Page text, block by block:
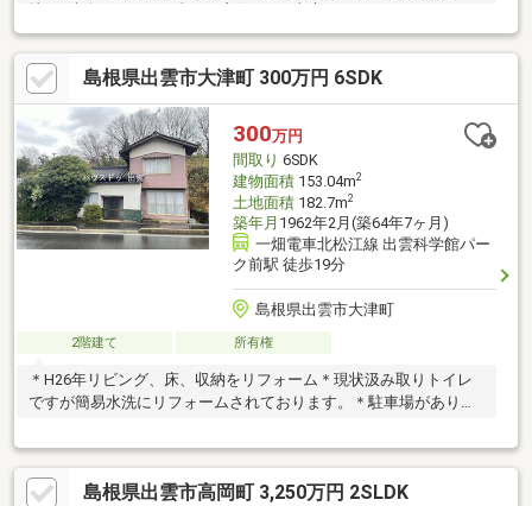
地！■南向きLDKは日当たり良好！！■南庭あり！バーベキューや
ガーデニングなども楽しめそう☆■2019年3月リフォーム歴あり！
島根県出雲市大津町 300万円 6SDK
300万円
間取り 6SDK
建物面積153.04m2
土地面積182.7m2
築年月 1962年2月(築64年7ヶ月)
一畑電車北松江線 出雲科学館パー
ク前駅 徒歩19分
島根県出雲市大津町
2階建て 所有権
＊H26年リビング、床、収納をリフォーム＊現状汲み取りトイレ
ですが簡易水洗にリフォームされております。＊駐車場がありま
島根県出雲市高岡町 3,250万円 2SLDK